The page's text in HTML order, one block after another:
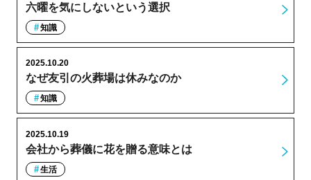
六曜を気にしないという選択
知識
なぜ友引の火葬場は休みなのか
2025.10.20
知識
会社から葬儀に花を贈る意味とは
2025.10.19
生活